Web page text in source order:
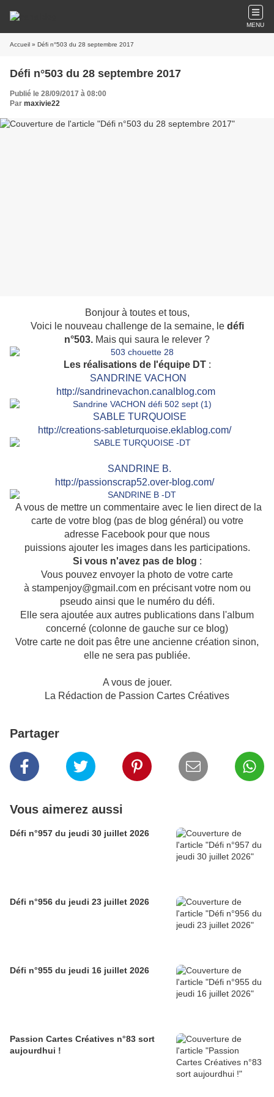
MENU
Accueil » Défi n°503 du 28 septembre 2017
Défi n°503 du 28 septembre 2017
Publié le 28/09/2017 à 08:00
Par maxivie22
Bonjour à toutes et tous,
Voici le nouveau challenge de la semaine, le défi
n°503. Mais qui saura le relever ?
Les réalisations de l'équipe DT:
SANDRINE VACHON
http://sandrinevachon.canalblog.com
SABLE TURQUOISE
http://creations-sableturquoise.eklablog.com/
SAN DRINE B.
http://passionscrap52.over-blog.com/
A vous de mettre un commentaire avec le lien direct de la
carte de votre blog (pas de blog général) ou votre
adresse Facebook pour que nous
puissions ajouter les images dans les participations.
Si vous n'avez pas de blog :
Vous pouvez envoyer la photo de votre carte
à stampenjoy@gmail.com en précisant votre nom ou
pseudo ainsi que le numéro du défi.
Elle sera ajoutée aux autres publications dans l'album
concerné (colonne de gauche sur ce blog)
Votre carte ne doit pas être une ancienne création sinon,
elle ne sera pas publiée.
A vous de jouer.
La Rédaction de Passion Cartes Créatives
Partager
Vous aimerez aussi
Défi n°957 du jeudi 30 juillet 2026
Défi n°956 du jeudi 23 juillet 2026
Défi n°955 du jeudi 16 juillet 2026
Passion Cartes Créatives n°83 sort
aujourdhui !